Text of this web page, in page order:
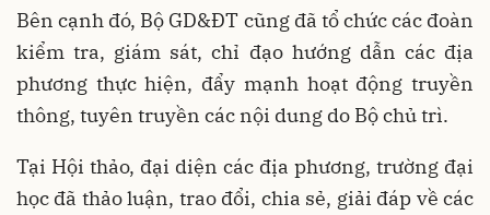
Bên cạnh đó, Bộ GD&ĐT cũng đã tổ chức các đoàn
kiểm tra, giám sát, chỉ đạo hướng dẫn các địa
phương thực hiện, đẩy mạnh hoạt động truyền
thông, tuyên truyền các nội dung do Bộ chủ trì.
Tại Hội thảo, đại diện các địa phương, trường đại
học đã thảo luận, trao đổi, chia sẻ, giải đáp về các